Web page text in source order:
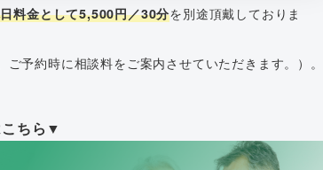
料金として5,500円／30分を別途頂戴しておりま
ご予約時に相談料をご案内させていただきます。）。
ちら ▼